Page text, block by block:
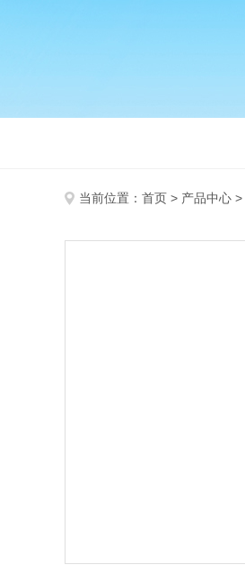
当前位置： 首页 > 产品中心 >